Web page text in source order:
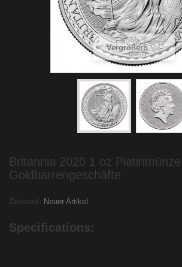
Vergrößern
Britannia 2020 1 oz
Goldbarrengeschäfte
Zustand: Neuer Artikel
Specifications: